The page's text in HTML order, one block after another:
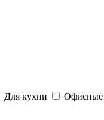
Для кухни
Офисные